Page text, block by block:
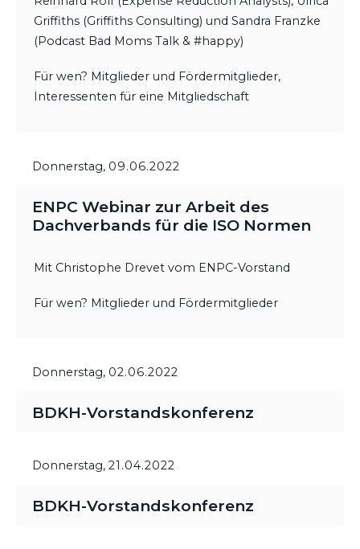
Griffiths (Griffiths Consulting) und Sandra Franzke
(Podcast Bad Moms Talk & #happy)
Für wen? Mitglieder und Fördermitglieder,
Interessenten für eine Mitgliedschaft
Donnerstag, 09.06.2022
ENPC Webinar zur Arbeit des
Dachverbands für die ISO Normen
Mit Christophe Drevet vom ENPC-Vorstand
Für wen? Mitglieder und Fördermitglieder
Donnerstag, 02.06.2022
BDKH-Vorstandskonferenz
Donnerstag, 21.04.2022
BDKH-Vorstandskonferenz